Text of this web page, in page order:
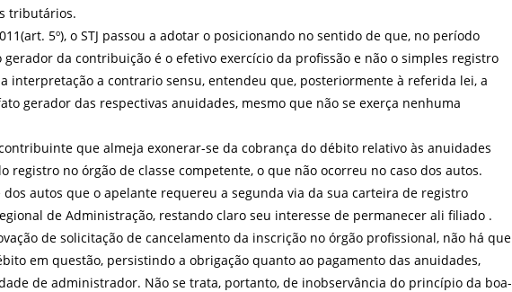
tributários.
5º), o STJ passou a adotar o posicionando no sentido de que, no período
gerador da contribuição é o efetivo exercício da profissão e não o simples registro
interpretação a contrario sensu, entendeu que, posteriormente à referida lei, a
gerador das respectivas anuidades, mesmo que não se exerça nenhuma
que almeja exonerar-se da cobrança do débito relativo às anuidades
registro no órgão de classe competente, o que não ocorreu no caso dos autos.
autos que o apelante requereu a segunda via da sua carteira de registro
de Administração, restando claro seu interesse de permanecer ali filiado .
de solicitação de cancelamento da inscrição no órgão profissional, não há que
em questão, persistindo a obrigação quanto ao pagamento das anuidades,
de administrador. Não se trata, portanto, de inobservância do princípio da boa-